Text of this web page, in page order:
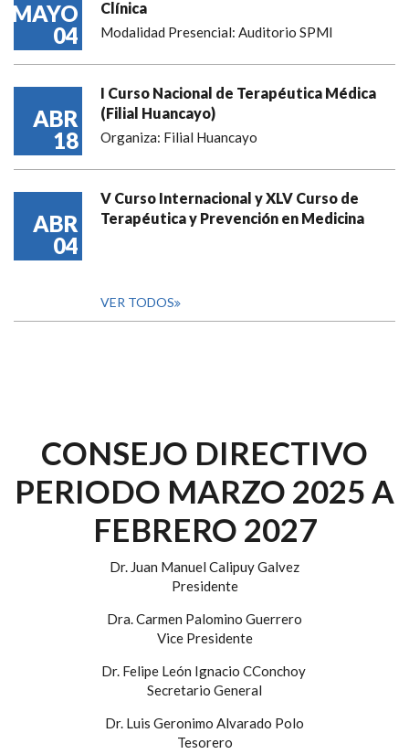
MAYO
04
Clínica
Modalidad Presencial: Auditorio SPMI
ABR
18
I Curso Nacional de Terapéutica Médica
(Filial Huancayo)
Organiza: Filial Huancayo
ABR
04
V Curso Internacional y XLV Curso de
Terapéutica y Prevención en Medicina
VER TODOS
CONSEJO DIRECTIVO
PERIODO MARZO 2025 A
FEBRERO 2027
Dr. Juan Manuel Calipuy Galvez
Presidente
Dra. Carmen Palomino Guerrero
Vice Presidente
Dr. Felipe León Ignacio CConchoy
Secretario General
Dr. Luis Geronimo Alvarado Polo
Tesorero